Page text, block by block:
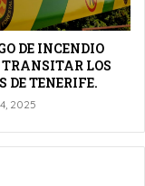
DE INCENDIO
LOS
DE TENERIFE.
2025